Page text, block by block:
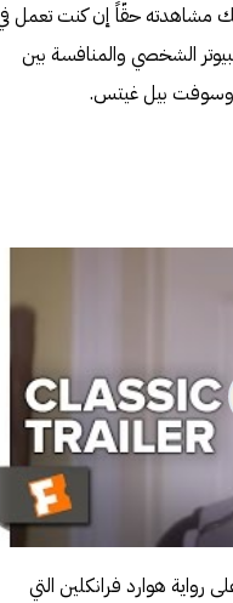
عام 1999، وربما عليك مشاهدته حقّاً إن كنت تعمل
الشخصي والمنافسة بين
بيل غيتس.
2001 وهو مبني على رواية هوارد فرانكلين التي